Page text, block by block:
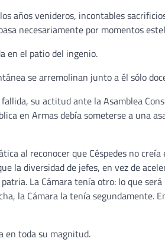
años venideros, incontables
necesariamente por momentos
en el patio del ingenio.
se arremolinan junto a él sólo
su actitud ante la Asamblea
en Armas debía someterse a una
al reconocer que Céspedes no creía
la diversidad de jefes, en vez de
La Cámara tenía otro: lo que será
la Cámara la tenía segundamente.
en toda su magnitud.